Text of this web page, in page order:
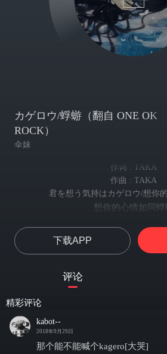
カゲロウ/蜉蝣（翻自 ONE OK
ROCK）
伞妹
作词 : TAKA
作曲 : TAKA
君を想う気持はカゲロウ/想你
想你的心情如同蜉
漂荡来漂荡去...因为传
カゲロウ/蜉蝣
ふと気づくと僕はここに立っていた/不
抱くはずのない気持ちを片手に/本不
如果倒回的话
下载APP
评论
精彩评论
kabot--
2018年9月29日
那个能不能喊个kagero[大哭]